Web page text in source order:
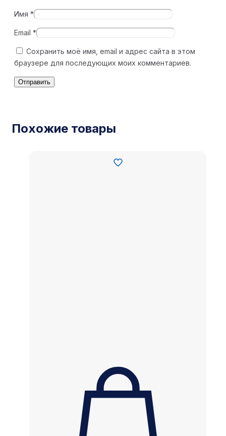
Имя *
Email *
Сохранить моё имя, email и адрес сайта в этом
браузере для последующих моих комментариев.
Похожие товары